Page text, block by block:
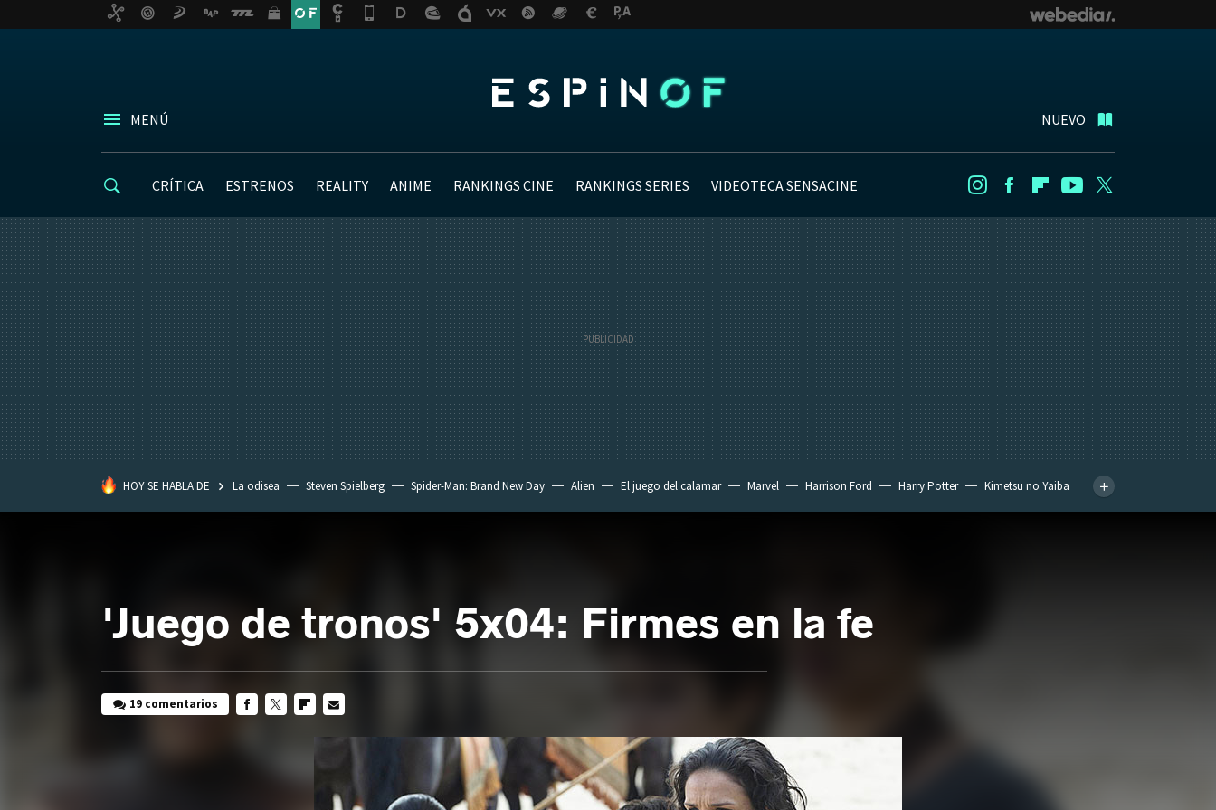
MENÚ NUEVO
CRÍTICA ESTRENOS REALITY ANIME RANKINGS CINE RANKINGS SERIES VIDEOTECA SENSACINE InstagramFacebookFlipboard
Youtube
HOY SE HABLA DE La odisea Steven Spielberg Spider-Man: Brand New Day Alien El juego del calamar Marvel Harrison Ford Harry Potter
Kimetsu no Yaiba
'Juego de tronos' 5x04: Firmes en la fe
19 comentarios